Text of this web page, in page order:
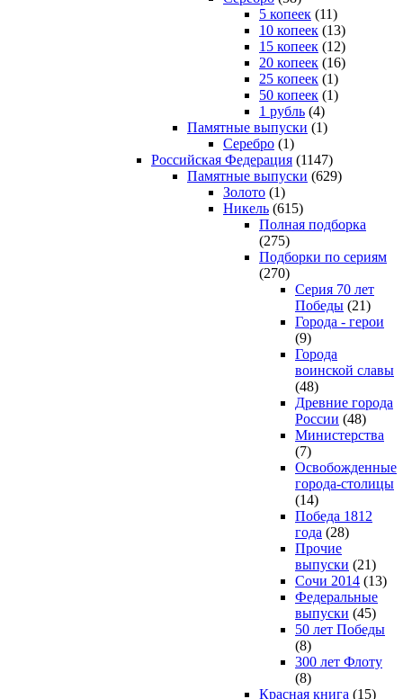
5 копеек (11)
10 копеек (13)
15 копеек (12)
20 копеек (16)
25 копеек (1)
50 копеек (1)
1 рубль (4)
Памятные выпуски (1)
Серебро (1)
Российская Федерация (1147)
Памятные выпуски (629)
Золото (1)
Никель (615)
Полная подборка
(275)
Подборки по сериям
(270)
Серия 70 лет
Победы (21)
Города - герои
(9)
Города
воинской славы
(48)
Древние города
России (48)
Министерства
(7)
Освобожденные
города-столицы
(14)
Победа 1812
года (28)
Прочие
выпуски (21)
Сочи 2014 (13)
Федеральные
выпуски (45)
50 лет Победы
(8)
300 лет Флоту
(8)
Красная книга (15)